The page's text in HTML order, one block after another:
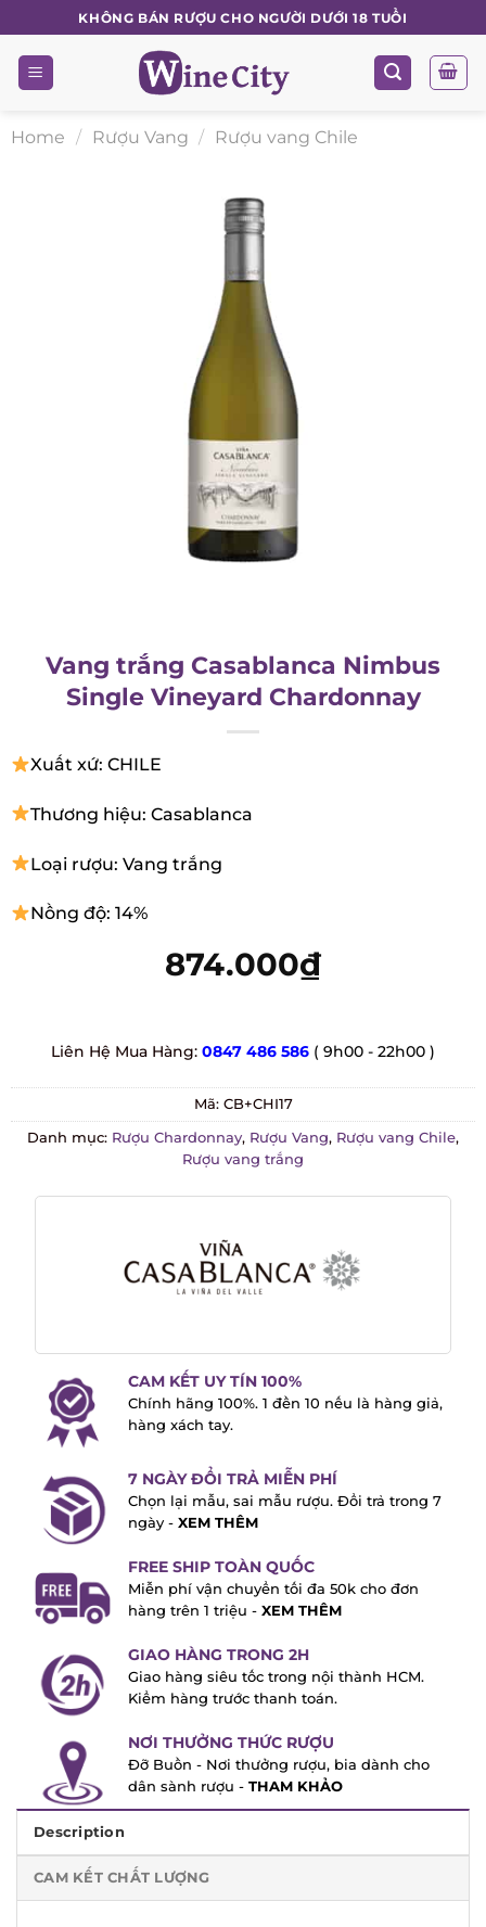
to
content
KHÔNG BÁN RƯỢU CHO NGƯỜI DƯỚI 18 TUỔI
Home / Rượu Vang / Rượu vang Chile
Vang trắng Casablanca Nimbus
Single Vineyard Chardonnay
Xuất xứ: CHILE
Thương hiệu: Casablanca
Loại rượu: Vang trắng
Nồng độ: 14%
874.000₫
Liên Hệ Mua Hàng:0847 486 586 ( 9h00 - 22h00 )
Mã:CB+CHI17
Danh mục:Rượu Chardonnay,Rượu Vang,Rượu vang Chile,
Rượu vang trắng
CAM KẾT UY TÍN 100%
Chính hãng 100%. 1 đền 10 nếu là hàng
giả, hàng xách tay.
7 NGÀY ĐỔI TRẢ MIỄN PHÍ
Chọn lại mẫu, sai mẫu rượu. Đổi trả trong
7 ngày -XEM THÊM
FREE SHIP TOÀN QUỐC
Miễn phí vận chuyển tối đa 50k cho đơn
hàng trên 1 triệu -
XEM THÊM
GIAO HÀNG TRONG 2H
Giao hàng siêu tốc trong nội thành HCM.
Kiểm hàng trước thanh toán.
NƠI THƯỞNG THỨC RƯỢU
Đỡ Buồn - Nơi thưởng rượu, bia dành cho
dân sành rượu -
THAM KHẢO
Description
CAM KẾT CHẤT LƯỢNG